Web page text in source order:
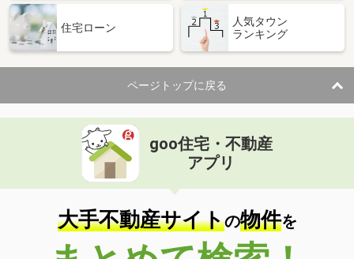
住宅ローン
人気タウン
ランキング
ページトップに戻る
goo住宅・不動産
アプリ
大手不動産サイトの物件を